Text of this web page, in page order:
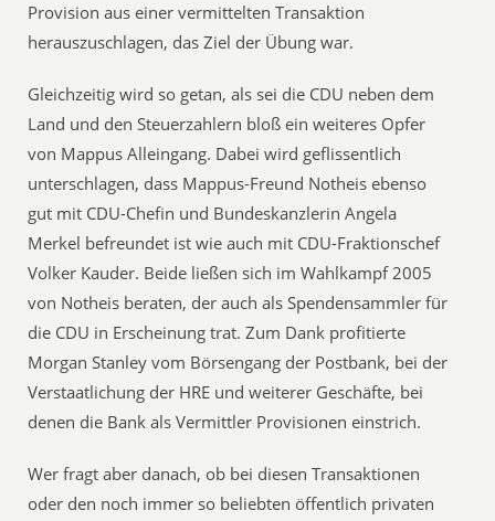
Provision aus einer vermittelten Transaktion
herauszuschlagen, das Ziel der Übung war.
Gleichzeitig wird so getan, als sei die CDU neben dem
Land und den Steuerzahlern bloß ein weiteres Opfer
von Mappus Alleingang. Dabei wird geflissentlich
unterschlagen, dass Mappus-Freund Notheis ebenso
gut mit CDU-Chefin und Bundeskanzlerin Angela
Merkel befreundet ist wie auch mit CDU-Fraktionschef
Volker Kauder. Beide ließen sich im Wahlkampf 2005
von Notheis beraten, der auch als Spendensammler für
die CDU in Erscheinung trat. Zum Dank profitierte
Morgan Stanley vom Börsengang der Postbank, bei der
Verstaatlichung der HRE und weiterer Geschäfte, bei
denen die Bank als Vermittler Provisionen einstrich.
Wer fragt aber danach, ob bei diesen Transaktionen
oder den noch immer so beliebten öffentlich privaten